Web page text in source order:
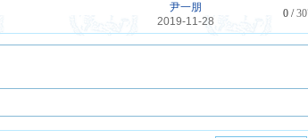
尹一朋
2019-11-28
0 /